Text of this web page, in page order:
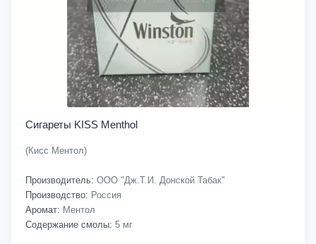
Сигареты KISS Menthol
(Кисс Ментол)
Производитель: ООО "Дж.Т.И. Донской Табак"
Производство: Россия
Аромат: Ментол
Содержание смолы: 5 мг